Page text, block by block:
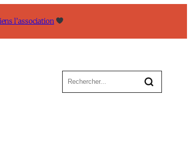
l’association